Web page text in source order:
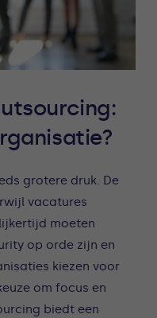
grotere druk. De
vacatures
moeten
op orde zijn en
kiezen voor
om focus en
biedt een